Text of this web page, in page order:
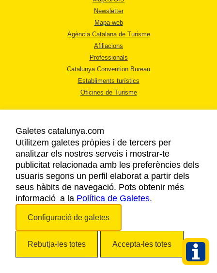
Newsletter
Mapa web
Agència Catalana de Turisme
Afiliacions
Professionals
Catalunya Convention Bureau
Establiments turístics
Oficines de Turisme
AVÍS LEGAL
POLÍTICA DE PRIVACITAT
COOKIES
ACCESSIBILITAT
Galetes catalunya.com
Utilitzem galetes pròpies i de tercers per
analitzar els nostres serveis i mostrar-te
publicitat relacionada amb les preferències dels
usuaris segons un perfil elaborat a partir dels
seus hàbits de navegació. Pots obtenir més
informació a la Política de Galetes.
Configuració de galetes
Rebutja-les totes Accepta-les totes